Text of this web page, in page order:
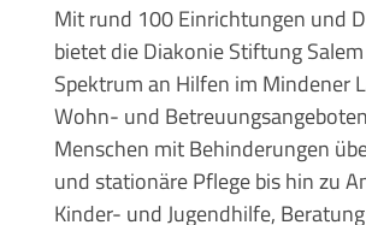
Mit rund 100 Einrichtungen und
bietet die Diakonie Stiftung
Spektrum an Hilfen im Mindener
Wohn- und
Menschen mit Behinderungen
und stationäre Pflege bis hin zu
Kinder- und Jugendhilfe,